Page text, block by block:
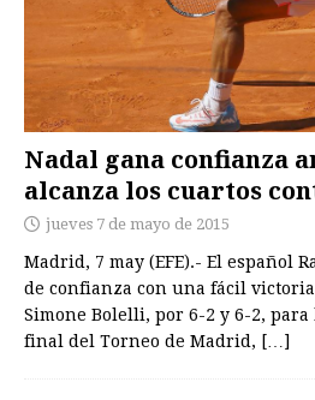
Nadal gana confianza
alcanza los cuartos
jueves 7 de mayo de 2015
Madrid, 7 may (EFE).- El español
de confianza con una fácil
Simone Bolelli, por 6-2 y 6-2,
final del Torneo de Madrid, […]